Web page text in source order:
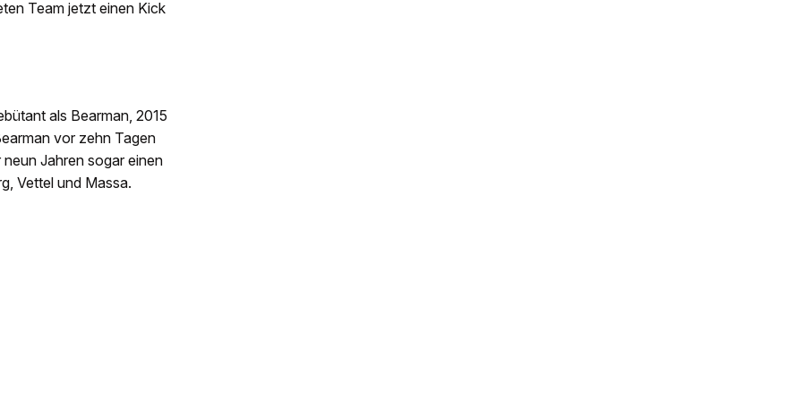
Team jetzt einen Kick
als Bearman, 2015
vor zehn Tagen
Jahren sogar einen
Vettel und Massa.